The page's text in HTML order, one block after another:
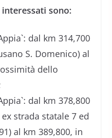
sono:
dal km 314,700
S. Domenico) al
dello
dal km 378,800
strada statale 7 ed
al km 389,800, in